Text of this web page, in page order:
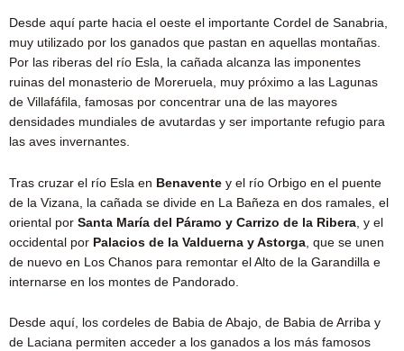
Desde aquí parte hacia el oeste el importante Cordel de Sanabria,
muy utilizado por los ganados que pastan en aquellas montañas.
Por las riberas del río Esla, la cañada alcanza las imponentes
ruinas del monasterio de Moreruela, muy próximo a las Lagunas
de Villafáfila, famosas por concentrar una de las mayores
densidades mundiales de avutardas y ser importante refugio para
las aves invernantes.
Tras cruzar el río Esla en Benavente y el río Orbigo en el puente
de la Vizana, la cañada se divide en La Bañeza en dos ramales, el
oriental por Santa María del Páramo y Carrizo de la Ribera , y el
occidental por Palacios de la Valduerna y Astorga , que se unen
de nuevo en Los Chanos para remontar el Alto de la Garandilla e
internarse en los montes de Pandorado.
Desde aquí, los cordeles de Babia de Abajo, de Babia de Arriba y
de Laciana permiten acceder a los ganados a los más famosos